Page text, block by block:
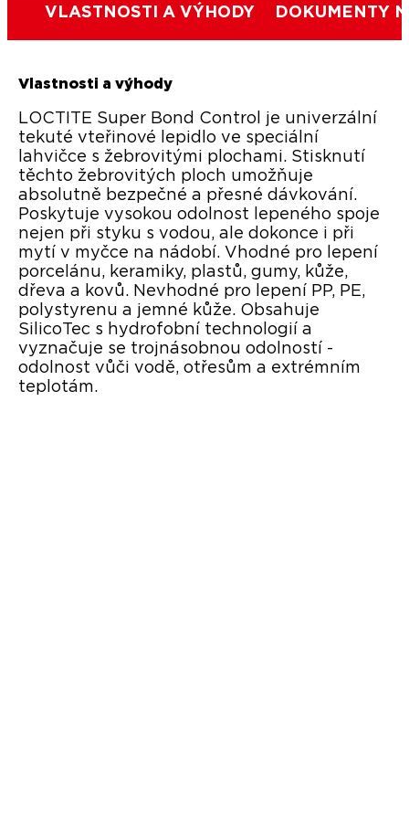
VLASTNOSTI A VÝHODY DOKUMENTY
Vlastnosti a výhody
LOCTITE Super Bond Control je univerzální
tekuté vteřinové lepidlo ve speciální
lahvičce s žebrovitými plochami. Stisknutí
těchto žebrovitých ploch umožňuje
absolutně bezpečné a přesné dávkování.
Poskytuje vysokou odolnost lepeného spoje
nejen při styku s vodou, ale dokonce i při
mytí v myčce na nádobí. Vhodné pro lepení
porcelánu, keramiky, plastů, gumy, kůže,
dřeva a kovů. Nevhodné pro lepení PP, PE,
polystyrenu a jemné kůže. Obsahuje
SilicoTec s hydrofobní technologií a
vyznačuje se trojnásobnou odolností -
odolnost vůči vodě, otřesům a extrémním
teplotám.